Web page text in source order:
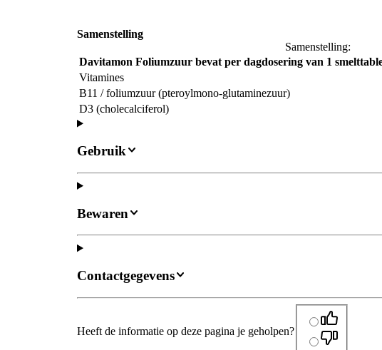
Samenstelling
Samenstelling:
Davitamon Foliumzuur bevat per dagdosering van 1
Vitamines
B11 / foliumzuur (pteroylmono-glutaminezuur)
D3 (cholecalciferol)
Gebruik
Bewaren
Contactgegevens
Heeft de informatie op deze pagina je geholpen?